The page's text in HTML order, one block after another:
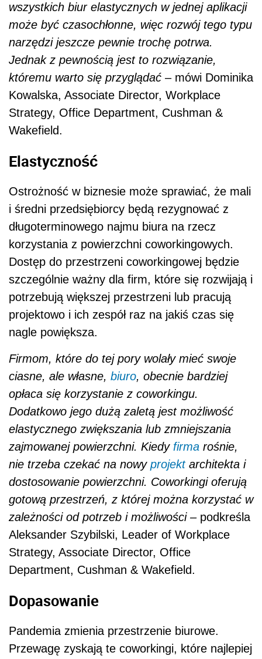
wszystkich biur elastycznych w jednej aplikacji
może być czasochłonne, więc rozwój tego typu
narzędzi jeszcze pewnie trochę potrwa.
Jednak z pewnością jest to rozwiązanie,
któremu warto się przyglądać – mówi Dominika
Kowalska, Associate Director, Workplace
Strategy, Office Department, Cushman &
Wakefield.
Elastyczność
Ostrożność w biznesie może sprawiać, że mali
i średni przedsiębiorcy będą rezygnować z
długoterminowego najmu biura na rzecz
korzystania z powierzchni coworkingowych.
Dostęp do przestrzeni coworkingowej będzie
szczególnie ważny dla firm, które się rozwijają i
potrzebują większej przestrzeni lub pracują
projektowo i ich zespół raz na jakiś czas się
nagle powiększa.
Firmom, które do tej pory wolały mieć swoje
ciasne, ale własne, biuro, obecnie bardziej
opłaca się korzystanie z coworkingu.
Dodatkowo jego dużą zaletą jest możliwość
elastycznego zwiększania lub zmniejszania
zajmowanej powierzchni. Kiedy firma rośnie,
nie trzeba czekać na nowy projektarchitekta i
dostosowanie powierzchni. Coworkingi oferują
gotową przestrzeń, z której można korzystać w
zależności od potrzeb i możliwości – podkreśla
Aleksander Szybilski, Leader of Workplace
Strategy, Associate Director, Office
Department, Cushman & Wakefield.
Dopasowanie
Pandemia zmienia przestrzenie biurowe.
Przewagę zyskają te coworkingi, które najlepiej